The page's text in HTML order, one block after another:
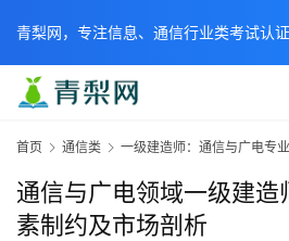
首页 通信类 一级建造师：通信与广电专业
通信与广电领域一级建造
素制约及市场剖析
青梨网，专注信息、通信行业类考试认证